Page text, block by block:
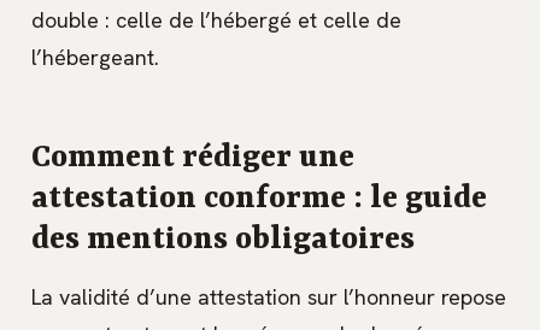
double : celle de l’hébergé et celle de
l’hébergeant.
Comment rédiger une
attestation conforme : le guide
des mentions obligatoires
La validité d’une attestation sur l’honneur repose